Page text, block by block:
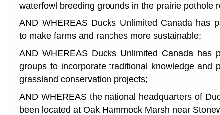
waterfowl breeding grounds in the prairie pothole
AND WHEREAS Ducks Unlimited Canada has
to make farms and ranches more sustainable;
AND WHEREAS Ducks Unlimited Canada has
groups to incorporate traditional knowledge and
grassland conservation projects;
AND WHEREAS the national headquarters of
been located at Oak Hammock Marsh near